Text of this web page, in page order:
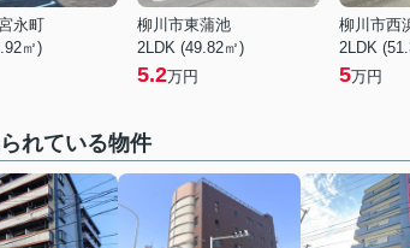
永町
㎡)
柳川市東蒲池
2LDK (49.82㎡)
5.2万円
柳川市西
2LDK
5万円
れている物件